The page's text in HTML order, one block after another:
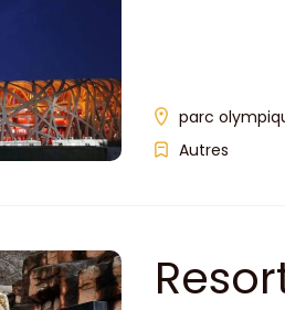
parc
Autres